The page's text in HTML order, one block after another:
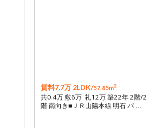
賃料7.7万 2LDK/57.85m2
共0.4万 敷6万 礼12万 築22年 2階/2
階 南向き■ＪＲ山陽本線 明石 バ …